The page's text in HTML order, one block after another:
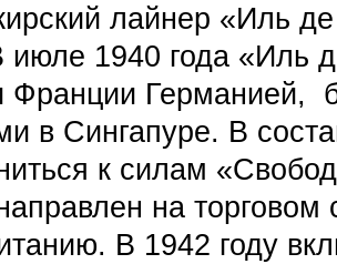
лайнер «Иль
июле 1940 года «Иль
Франции Германией,
в Сингапуре. В
к силам
на торговом
В 1942 году